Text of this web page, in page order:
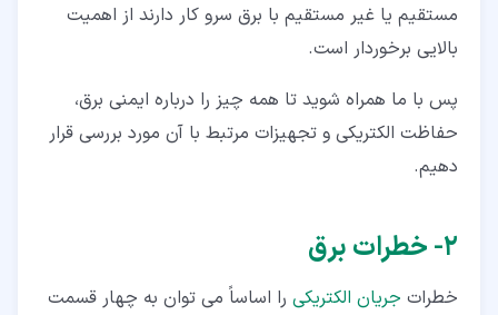
مستقیم یا غیر مستقیم با برق سرو کار دارند از اهمیت
بالایی برخوردار است.
پس با ما همراه شوید تا همه چیز را درباره ایمنی برق،
حفاظت الکتریکی و تجهیزات مرتبط با آن مورد بررسی قرار
دهیم.
۲‏- خطرات برق
خطرات جریان الکتریکی را اساساً می توان به چهار قسمت